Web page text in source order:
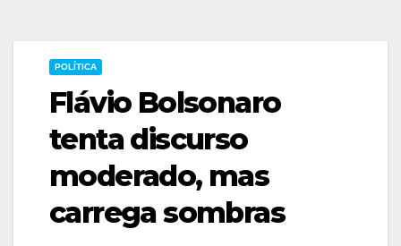
POLÍTICA
Flávio Bolsonaro
tenta discurso
moderado, mas
carrega sombras